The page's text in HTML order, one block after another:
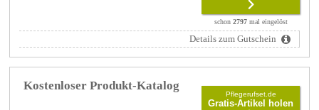
schon 2797mal eingelöst
Details zum Gutschein
Kostenloser Produkt-Katalog
Pflegerufset.de
Gratis-Artikel holen